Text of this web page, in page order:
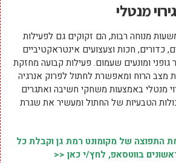
מנטלי
מנוחה רבות, הם זקוקים גם לפעילות
כדורים, חכות וצעצועים אינטראקטיביים
ומונעים שעמום. פעילות קבועה מחזקת
הרוח ומאפשרת לחתול לפרוק אנרגיה
מנטלי באמצעות משחקי חשיבה ואתגרים
הטבעיות של החתול ומעשיר את שגרת
התפוצה של מקומונט רמת גן וקבלת כל
בווטסאפ, לחץ/י כאן <<